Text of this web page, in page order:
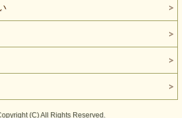
(C) All Rights Reserved.